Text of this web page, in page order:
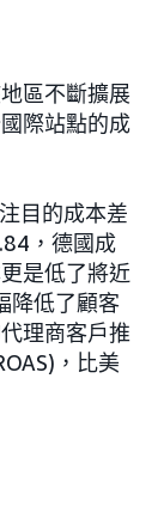
區不斷擴展
際站點的成
目的成本差
，德國成
是低了將近
降低了顧客
理商客戶推
，比美